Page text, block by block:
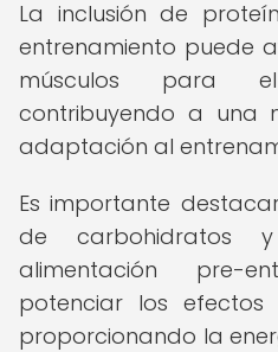
La inclusión de
entrenamiento puede
músculos para
contribuyendo a una
adaptación al
Es importante
de carbohidratos
alimentación pre-
potenciar los efectos
proporcionando la